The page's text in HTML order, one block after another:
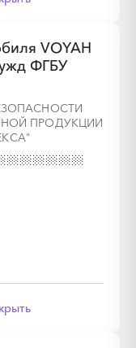
VOYAH
ФГБУ
ПРОДУКЦИИ